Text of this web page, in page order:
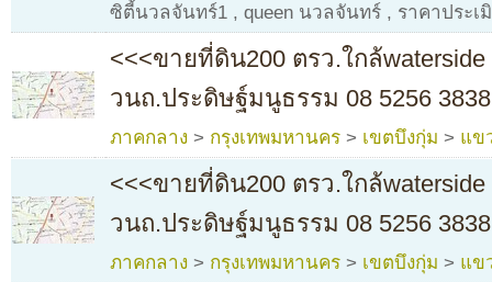
ซิตี้นวลจันทร์1 , queen นวลจันทร์ , ราคาประ
<<<ขายที่ดิน200 ตรว.ใกล้
วนถ.ประดิษฐ์มนูธรรม 08 5256
ภาคกลาง > กรุงเทพมหานคร > เขตบึงกุ่ม > แข
<<<ขายที่ดิน200 ตรว.ใกล้
วนถ.ประดิษฐ์มนูธรรม 08 5256
ภาคกลาง > กรุงเทพมหานคร > เขตบึงกุ่ม > แข